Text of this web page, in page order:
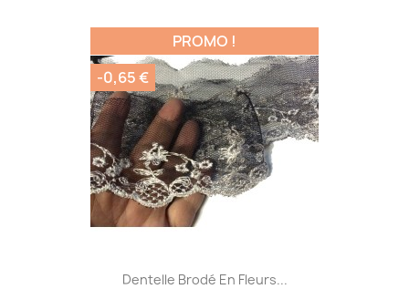
Dentelle Brodé En Fleurs...
PROMO !
-0,65 €